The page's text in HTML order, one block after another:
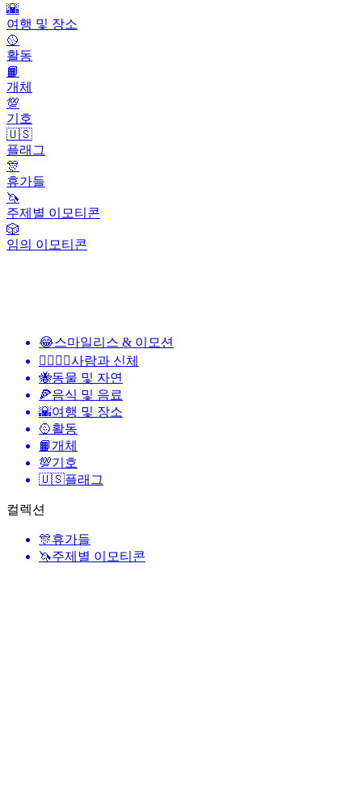
🌇
여행 및 장소
🥎
활동
📙
개체
💯
기호
🇺🇸
플래그
🎊
휴가들
🦄
주제별 이모티콘
🎲
임의 이모티콘
😂스마일리스 & 이모션
👩‍❤️‍💋‍👨사람과 신체
🐝동물 및 자연
🍕음식 및 음료
🌇여행 및 장소
🥎활동
📙개체
💯기호
🇺🇸플래그
컬렉션
🎊휴가들
🦄주제별 이모티콘